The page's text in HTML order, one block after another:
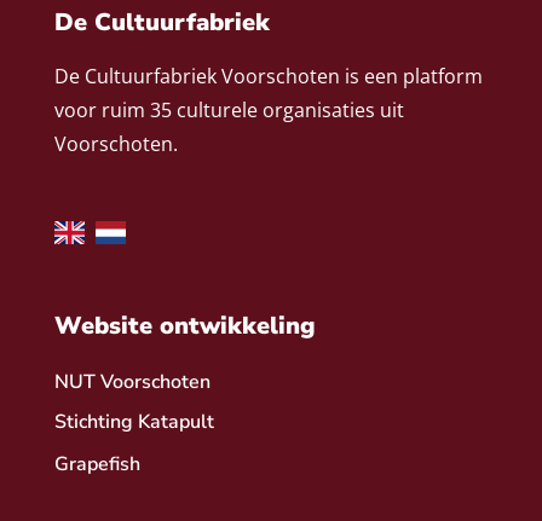
De Cultuurfabriek
De Cultuurfabriek Voorschoten is een platform
voor ruim 35 culturele organisaties uit
Voorschoten.
Website ontwikkeling
NUT Voorschoten
Stichting Katapult
Grapefish